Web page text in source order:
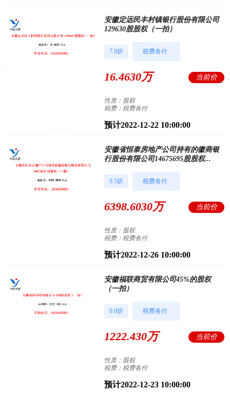
安徽定远民丰村镇银行股份有限公司
129630股股权（一拍）
7.0折 税费各付
16.4630万 当前价
性质：股权
税费：税费各付
预计2022-12-22 10:00:00
安徽省恒泰房地产公司持有的徽商银
行股份有限公司14675695股股权...
9.5折 税费各付
6398.6030万 当前价
性质：股权
税费：税费各付
预计2022-12-26 10:00:00
安徽福联商贸有限公司45%的股权
（一拍）
0.0折 税费各付
1222.430万 当前价
性质：股权
税费：税费各付
预计2022-12-23 10:00:00